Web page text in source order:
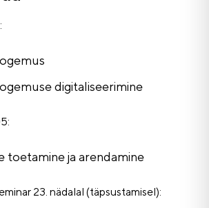
digitaliseerimine
toetamine ja arendamine
23. nädalal (täpsustamisel):